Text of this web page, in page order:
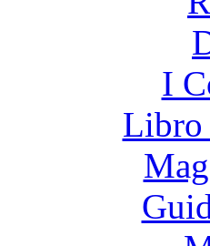
I
Libro